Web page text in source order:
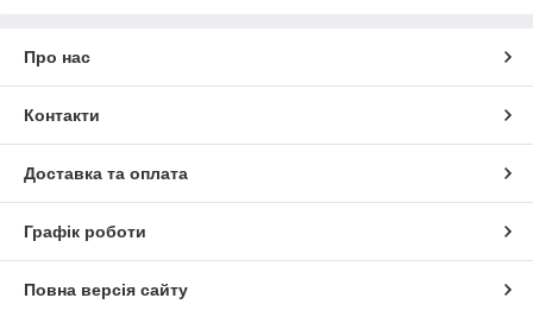
Про нас
Контакти
Доставка та оплата
Графік роботи
Повна версія сайту